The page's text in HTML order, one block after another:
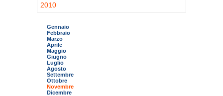
2010
Gennaio
Febbraio
Marzo
Aprile
Maggio
Giugno
Luglio
Agosto
Settembre
Ottobre
Novembre
Dicembre